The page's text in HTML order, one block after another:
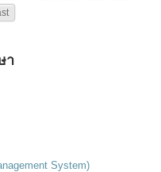
า
System)